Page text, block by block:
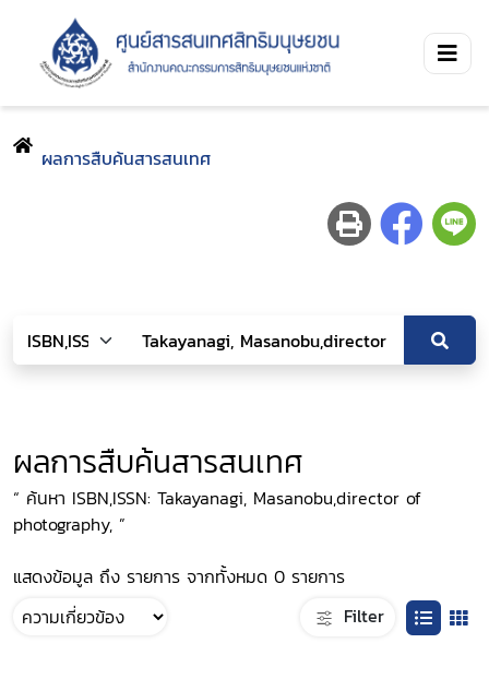
ผลการสืบค้นสารสนเทศ
ผลการสืบค้นสารสนเทศ
“ ค้นหา ISBN,ISSN: Takayanagi, Masanobu,director of
photography, ”
แสดงข้อมูล ถึง รายการ จากทั้งหมด 0 รายการ
Filter